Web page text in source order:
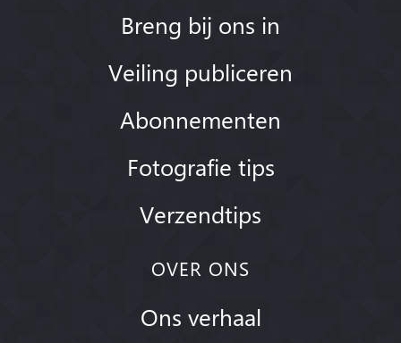
Breng bij ons in
Veiling publiceren
Abonnementen
Fotografie tips
Verzendtips
OVER ONS
Ons verhaal